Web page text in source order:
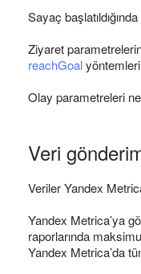
Sayaç
Ziyaret
reachGoalyöntemleri
Olay parametreleri
Veri
Veriler Yandex
Yandex Metrica’ya
raporlarında
Yandex Metrica’da